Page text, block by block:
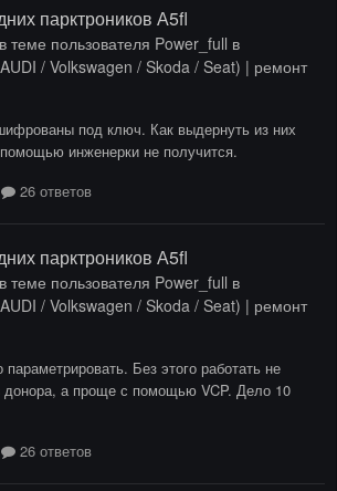
парктроников А5fl
теме пользователя Power_full в
/ Volkswagen / Skoda / Seat) | ремонт
под ключ. Как выдернуть из них
инженерки не получится.
26 ответов
парктроников А5fl
теме пользователя Power_full в
/ Volkswagen / Skoda / Seat) | ремонт
Без этого работать не
а проще с помощью VCP. Дело 10
26 ответов